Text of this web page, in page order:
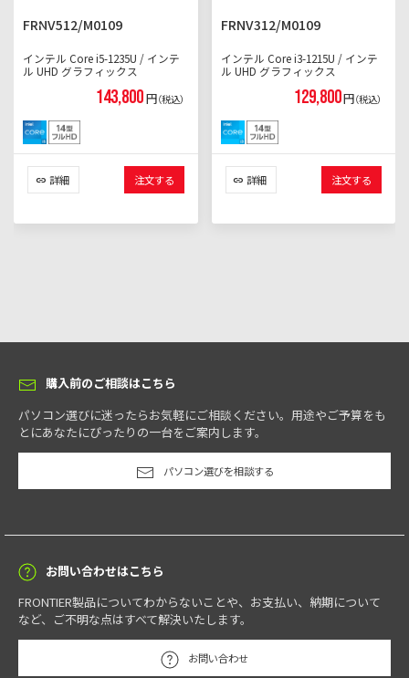
FRNV512/M0109
インテル Core i5-1235U / インテ
ル UHD グラフィックス
143,800円（税込）
詳細 注文する
FRNV312/M0109
インテル Core i3-1215U / インテ
ル UHD グラフィックス
129,800円（税込）
詳細 注文する
購入前のご相談はこちら
パソコン選びに迷ったらお気軽にご相談ください。用途やご予算をも
とにあなたにぴったりの一台をご案内します。
パソコン選びを相談する
お問い合わせはこちら
FRONTIER製品についてわからないことや、お支払い、納期について
など、ご不明な点はすべて解決いたします。
お問い合わせ